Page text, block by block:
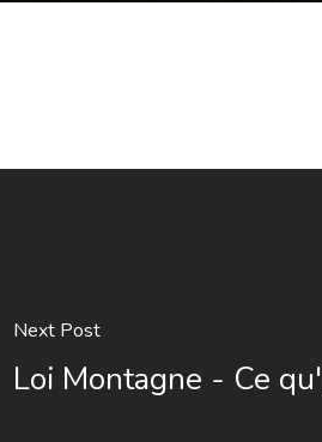
Next Post
Loi Montagne - Ce